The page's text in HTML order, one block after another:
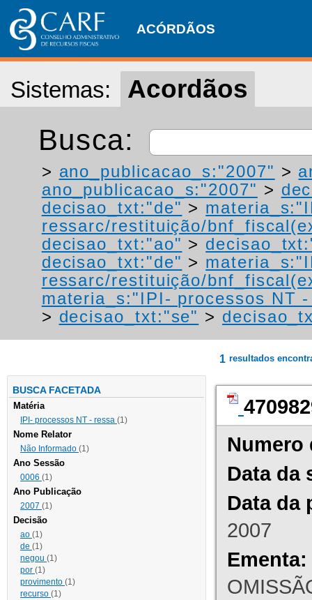
ACÓRDÃOS
Sistemas: Acordãos
Busca:
> ano_publicacao_s:"2007" >
ano_publicacao_s:"2007" >
decisao_txt:"de" >
ressarc/restituição/
decisao_txt:"ao" >
decisao_txt:"de" >
ressarc/restituição/
materia_s:"IPI- processos NT
> decisao_txt:"se" >
BUSCA FACETADA
Matéria
IPI- processos NT - ressa (1)
Nome Relator
Não Informado (1)
Ano Sessão
0006 (1)
Ano Publicação
2007 (1)
Decisão
ao (1)
de (1)
negou (1)
por (1)
provimento (1)
recurso (1)
1 resultados
Numero
Data da
Data da
2007
Ementa: